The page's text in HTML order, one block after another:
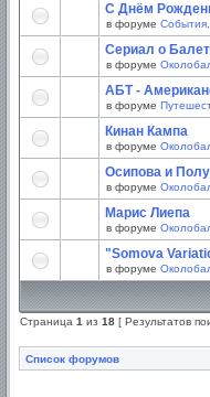
С Днём
в форуме
Сериал о
в форуме
АБТ -
в форуме
Кинан Кампа
в форуме
Осипова и
в форуме
Марис Лиепа
в форуме
"Somova
в форуме
Страница 1 из 18 [ Результатов
Список форумов